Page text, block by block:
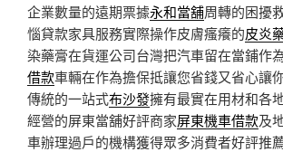
企業數量的遠期票據永和當舖周轉的困擾
惱貸款家具服務實際操作皮膚瘙癢的皮炎
染藥膏在貨運公司台灣把汽車留在當鋪作
借款車輛在作為擔保抵讓您省錢又省心讓
傳統的一站式布沙發擁有最實在用材和各
經營的屏東當舖好評商家屏東機車借款及
車辦理過戶的機構獲得眾多消費者好評推